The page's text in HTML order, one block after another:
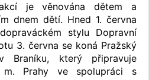
je věnována dětem a
dnem dětí. Hned 1. června
stylu Dopravní
3. června se koná Pražský
který připravuje
Prahy ve spolupráci s